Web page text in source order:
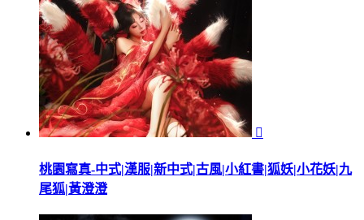

桃園寫真-中式|漢服|新中式|古風|小紅書|狐妖|小花妖|九
尾狐|黃澄澄